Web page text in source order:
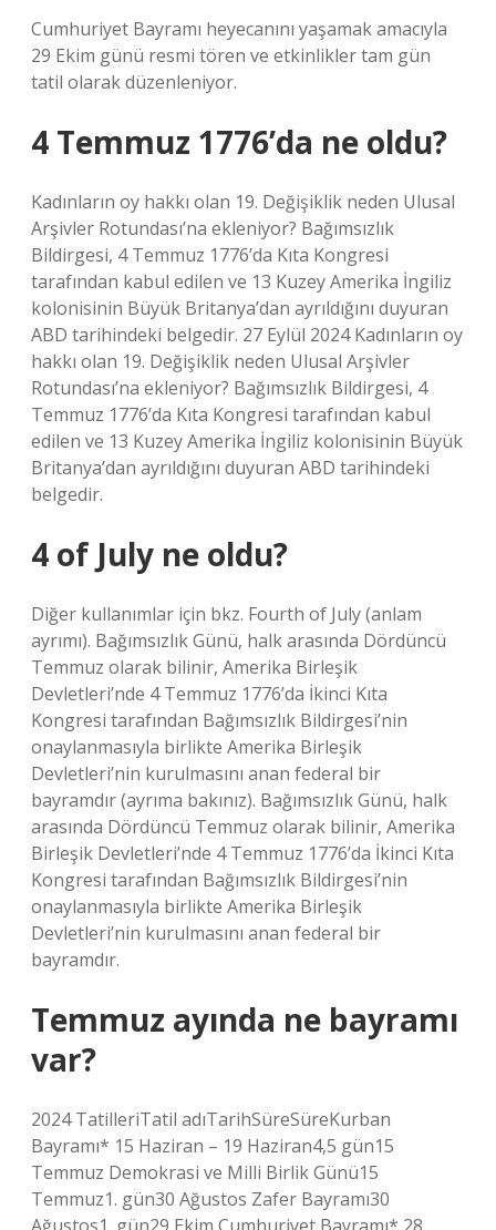
Cumhuriyet Bayramı heyecanını yaşamak amacıyla
29 Ekim günü resmi tören ve etkinlikler tam gün
tatil olarak düzenleniyor.
4 Temmuz 1776’da ne oldu?
Kadınların oy hakkı olan 19. Değişiklik neden Ulusal
Arşivler Rotundası’na ekleniyor? Bağımsızlık
Bildirgesi, 4 Temmuz 1776’da Kıta Kongresi
tarafından kabul edilen ve 13 Kuzey Amerika İngiliz
kolonisinin Büyük Britanya’dan ayrıldığını duyuran
ABD tarihindeki belgedir. 27 Eylül 2024 Kadınların oy
hakkı olan 19. Değişiklik neden Ulusal Arşivler
Rotundası’na ekleniyor? Bağımsızlık Bildirgesi, 4
Temmuz 1776’da Kıta Kongresi tarafından kabul
edilen ve 13 Kuzey Amerika İngiliz kolonisinin Büyük
Britanya’dan ayrıldığını duyuran ABD tarihindeki
belgedir.
4 of July ne oldu?
Diğer kullanımlar için bkz. Fourth of July (anlam
ayrımı). Bağımsızlık Günü, halk arasında Dördüncü
Temmuz olarak bilinir, Amerika Birleşik
Devletleri’nde 4 Temmuz 1776’da İkinci Kıta
Kongresi tarafından Bağımsızlık Bildirgesi’nin
onaylanmasıyla birlikte Amerika Birleşik
Devletleri’nin kurulmasını anan federal bir
bayramdır (ayrıma bakınız). Bağımsızlık Günü, halk
arasında Dördüncü Temmuz olarak bilinir, Amerika
Birleşik Devletleri’nde 4 Temmuz 1776’da İkinci Kıta
Kongresi tarafından Bağımsızlık Bildirgesi’nin
onaylanmasıyla birlikte Amerika Birleşik
Devletleri’nin kurulmasını anan federal bir
bayramdır.
Temmuz ayında ne bayramı
var?
2024 TatilleriTatil adıTarihSüreSüreKurban
Bayramı* 15 Haziran – 19 Haziran4,5 gün15
Temmuz Demokrasi ve Milli Birlik Günü15
Temmuz1. gün30 Ağustos Zafer Bayramı30